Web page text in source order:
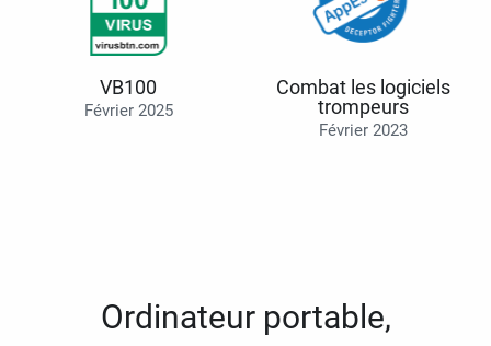
VB100
Février 2025
Combat les logiciels
trompeurs
Février 2023
Ordinateur portable,